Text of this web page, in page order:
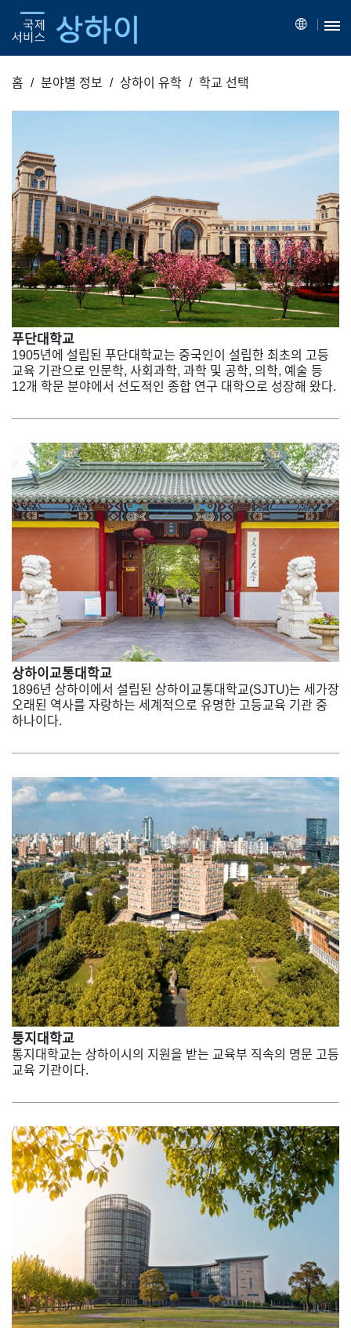
홈 분야별 정보 상하이 유학 학교 선택
푸단대학교
1905년에 설립된 푸단대학교는 중국인이 설립한 최초의 고등
교육 기관으로 인문학, 사회과학, 과학 및 공학, 의학, 예술 등
12개 학문 분야에서 선도적인 종합 연구 대학으로 성장해 왔다.
상하이교통대학교
1896년 상하이에서 설립된 상하이교통대학교(SJTU)는 세가장
오래된 역사를 자랑하는 세계적으로 유명한 고등교육 기관 중
하나이다.
퉁지대학교
통지대학교는 상하이시의 지원을 받는 교육부 직속의 명문 고등
교육 기관이다.